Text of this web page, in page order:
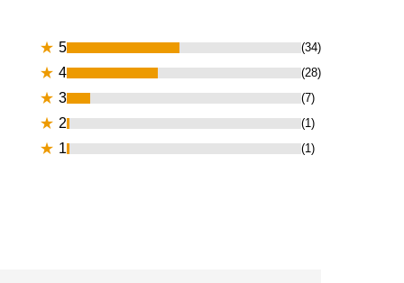
★ 5 (34)
★ 4 (28)
★ 3 (7)
★ 2 (1)
★ 1 (1)